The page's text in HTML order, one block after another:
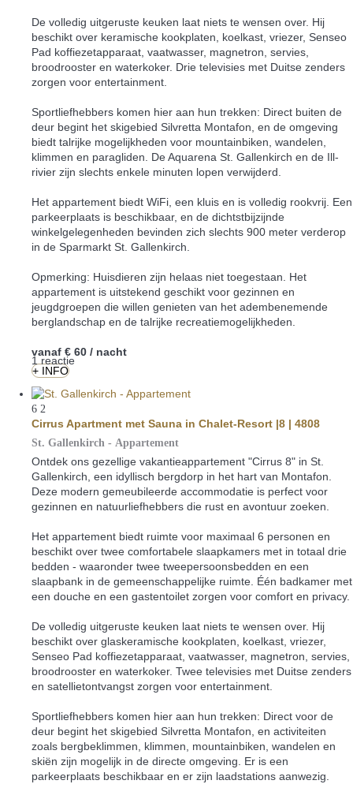
De volledig uitgeruste keuken laat niets te wensen over. Hij
beschikt over keramische kookplaten, koelkast, vriezer, Senseo
Pad koffiezetapparaat, vaatwasser, magnetron, servies,
broodrooster en waterkoker. Drie televisies met Duitse zenders
zorgen voor entertainment.
Sportliefhebbers komen hier aan hun trekken: Direct buiten de
deur begint het skigebied Silvretta Montafon, en de omgeving
biedt talrijke mogelijkheden voor mountainbiken, wandelen,
klimmen en paragliden. De Aquarena St. Gallenkirch en de Ill-
rivier zijn slechts enkele minuten lopen verwijderd.
Het appartement biedt WiFi, een kluis en is volledig rookvrij. Een
parkeerplaats is beschikbaar, en de dichtstbijzijnde
winkelgelegenheden bevinden zich slechts 900 meter verderop
in de Sparmarkt St. Gallenkirch.
Opmerking: Huisdieren zijn helaas niet toegestaan. Het
appartement is uitstekend geschikt voor gezinnen en
jeugdgroepen die willen genieten van het adembenemende
berglandschap en de talrijke recreatiemogelijkheden.
1 reactie
vanaf € 60 / nacht
+ INFO
6 2
Cirrus Apartment met Sauna in Chalet-Resort |8 | 4808
St. Gallenkirch - Appartement
Ontdek ons gezellige vakantieappartement "Cirrus 8" in St.
Gallenkirch, een idyllisch bergdorp in het hart van Montafon.
Deze modern gemeubileerde accommodatie is perfect voor
gezinnen en natuurliefhebbers die rust en avontuur zoeken.
Het appartement biedt ruimte voor maximaal 6 personen en
beschikt over twee comfortabele slaapkamers met in totaal drie
bedden - waaronder twee tweepersoonsbedden en een
slaapbank in de gemeenschappelijke ruimte. Één badkamer met
een douche en een gastentoilet zorgen voor comfort en privacy.
De volledig uitgeruste keuken laat niets te wensen over. Hij
beschikt over glaskeramische kookplaten, koelkast, vriezer,
Senseo Pad koffiezetapparaat, vaatwasser, magnetron, servies,
broodrooster en waterkoker. Twee televisies met Duitse zenders
en satellietontvangst zorgen voor entertainment.
Sportliefhebbers komen hier aan hun trekken: Direct voor de
deur begint het skigebied Silvretta Montafon, en activiteiten
zoals bergbeklimmen, klimmen, mountainbiken, wandelen en
skiën zijn mogelijk in de directe omgeving. Er is een
parkeerplaats beschikbaar en er zijn laadstations aanwezig.